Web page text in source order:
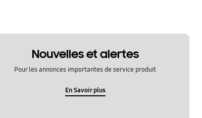
Nouvelles et alertes
Pour les annonces importantes de service produit
En Savoir plus